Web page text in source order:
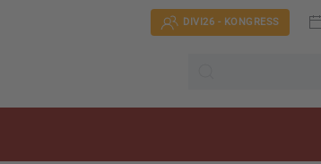
DIVI26 - KONGRESS